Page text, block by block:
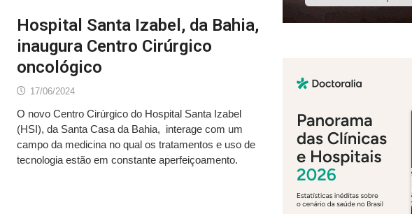
Hospital Santa Izabel, da Bahia,
inaugura Centro Cirúrgico
oncológico
17/06/2024
O novo Centro Cirúrgico do Hospital Santa Izabel
(HSI), da Santa Casa da Bahia, interage com um
campo da medicina no qual os tratamentos e uso de
tecnologia estão em constante aperfeiçoamento.